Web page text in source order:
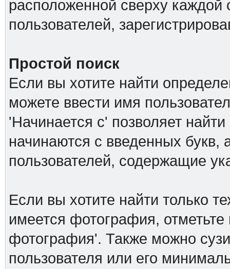
расположенной сверху каждой
пользователей,
Простой поиск
Если вы хотите найти
можете ввести имя
'Начинается с' позволяет
начинаются с введенных букв,
пользователей, содержащие
Если вы хотите найти только
имеется фотография,
фотография'. Также можно
пользователя или его